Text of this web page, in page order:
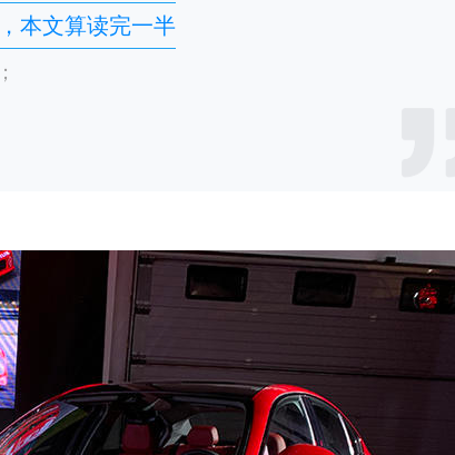
本文算读完一半